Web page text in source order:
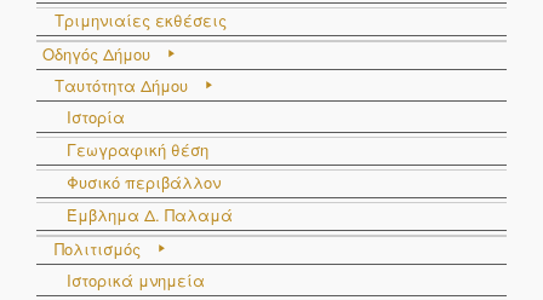
Τριμηνιαίες εκθέσεις
Οδηγός Δήμου
Ταυτότητα Δήμου
Ιστορία
Γεωγραφική θέση
Φυσικό περιβάλλον
Έμβλημα Δ. Παλαμά
Πολιτισμός
Ιστορικά μνημεία